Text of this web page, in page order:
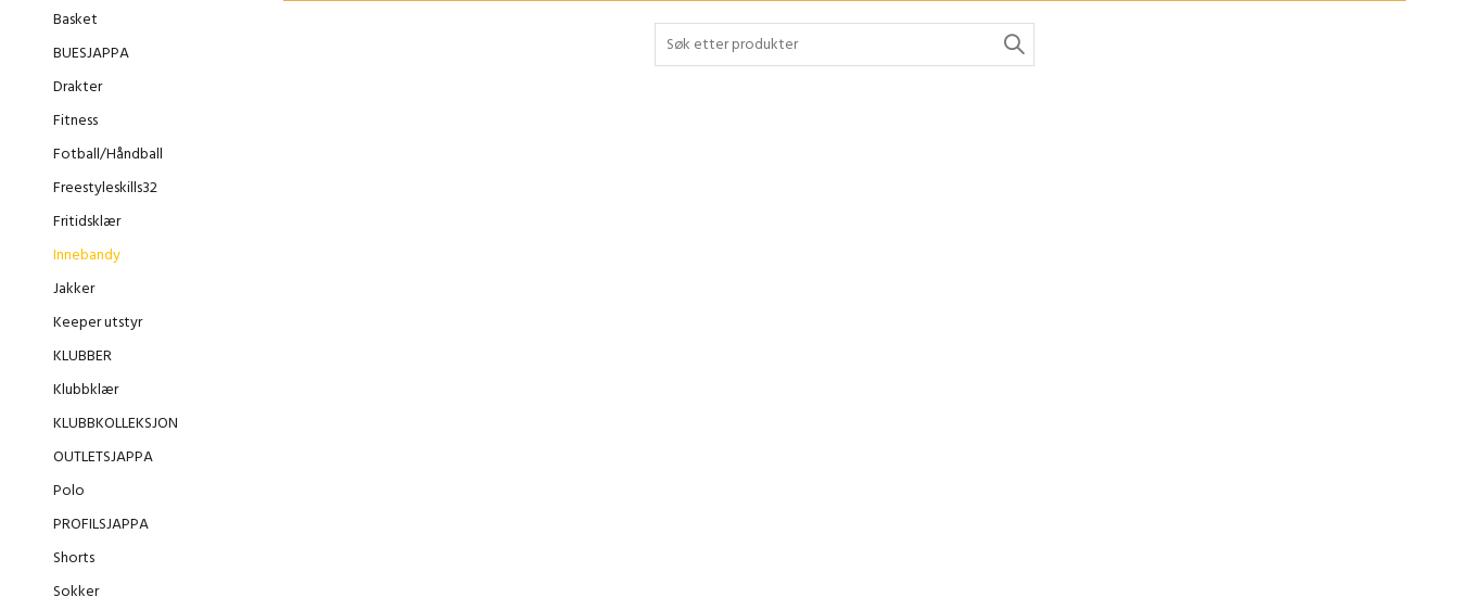
Søk etter:
Basket
BUESJAPPA
Drakter
Fitness
Fotball/Håndball
Freestyleskills32
Fritidsklær
Innebandy
Jakker
Keeper utstyr
KLUBBER
Klubbklær
KLUBBKOLLEKSJON
OUTLETSJAPPA
Polo
PROFILSJAPPA
Shorts
Sokker